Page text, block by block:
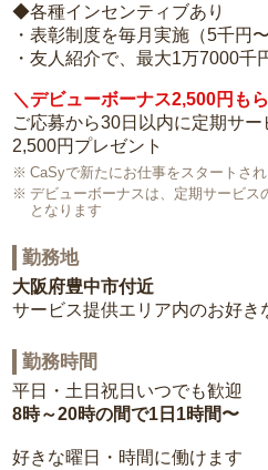
◆各種インセンティブあり
・表彰制度を毎月実施（5千円
・友人紹介で、最大1万7000千
＼デビューボーナス2,500円も
ご応募から30日以内に定期サー
2,500円プレゼント
CaSyで新たにお仕事をスタートさ
デビューボーナスは、定期サービス
となります
勤務地
大阪府豊中市付近
サービス提供エリア内のお好き
勤務時間
平日・土日祝日いつでも歓迎
8時～20時の間で1日1時間〜
好きな曜日・時間に働けます